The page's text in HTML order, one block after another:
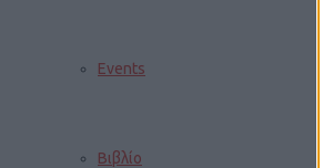
Events
Βιβλίο